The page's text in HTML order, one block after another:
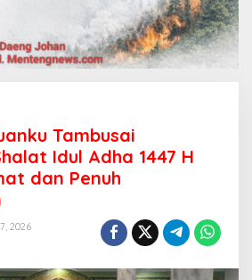
Tambusai
Idul Adha 1447 H
dan Penuh
2026